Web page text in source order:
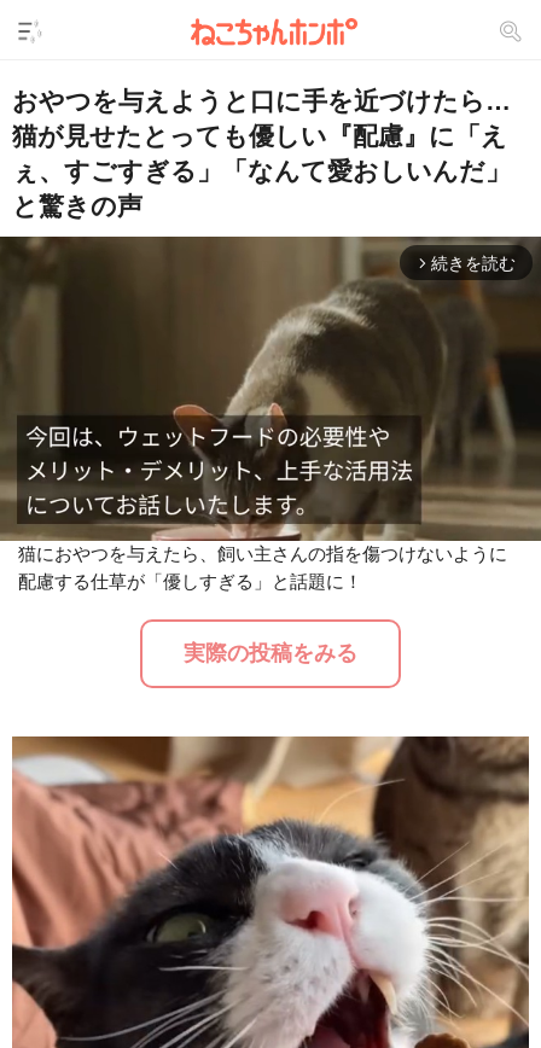
おやつを与えようと口に手を近づけたら…
猫が見せたとっても優しい『配慮』に「え
ぇ、すごすぎる」「なんて愛おしいんだ」
と驚きの声
arrow_forward_ios 続きを読む
猫におやつを与えたら、飼い主さんの指を傷つけないように
配慮する仕草が「優しすぎる」と話題に！
実際の投稿をみる